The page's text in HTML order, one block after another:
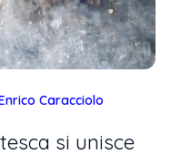
Caracciolo
si unisce